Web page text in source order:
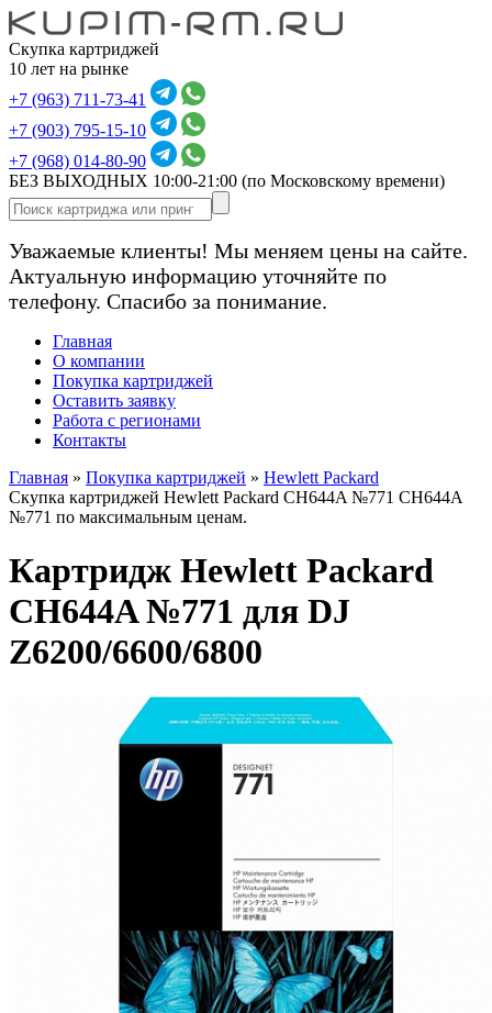
Скупка картриджей
10 лет на рынке
+7 (963) 711-73-41
+7 (903) 795-15-10
+7 (968) 014-80-90
БЕЗ ВЫХОДНЫХ 10:00-21:00 (по Московскому времени)
Уважаемые клиенты! Мы меняем цены на сайте.
Актуальную информацию уточняйте по
телефону. Спасибо за понимание.
Главная
О компании
Покупка картриджей
Оставить заявку
Работа с регионами
Контакты
Главная » Покупка картриджей » Hewlett Packard
Скупка картриджей Hewlett Packard CH644A №771 CH644A
№771 по максимальным ценам.
Картридж Hewlett Packard
CH644A №771 для DJ
Z6200/6600/6800